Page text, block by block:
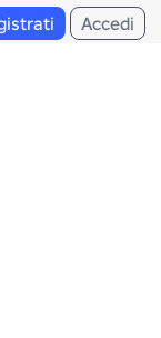
Accedi